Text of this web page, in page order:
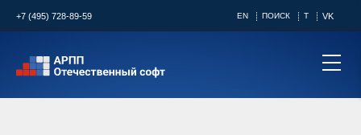
+7 (495) 728-89-59 EN ПОИСК T VK